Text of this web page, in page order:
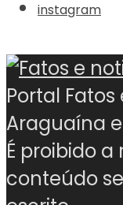
instagram
Portal
Araguaína
É proibido
conteúdo